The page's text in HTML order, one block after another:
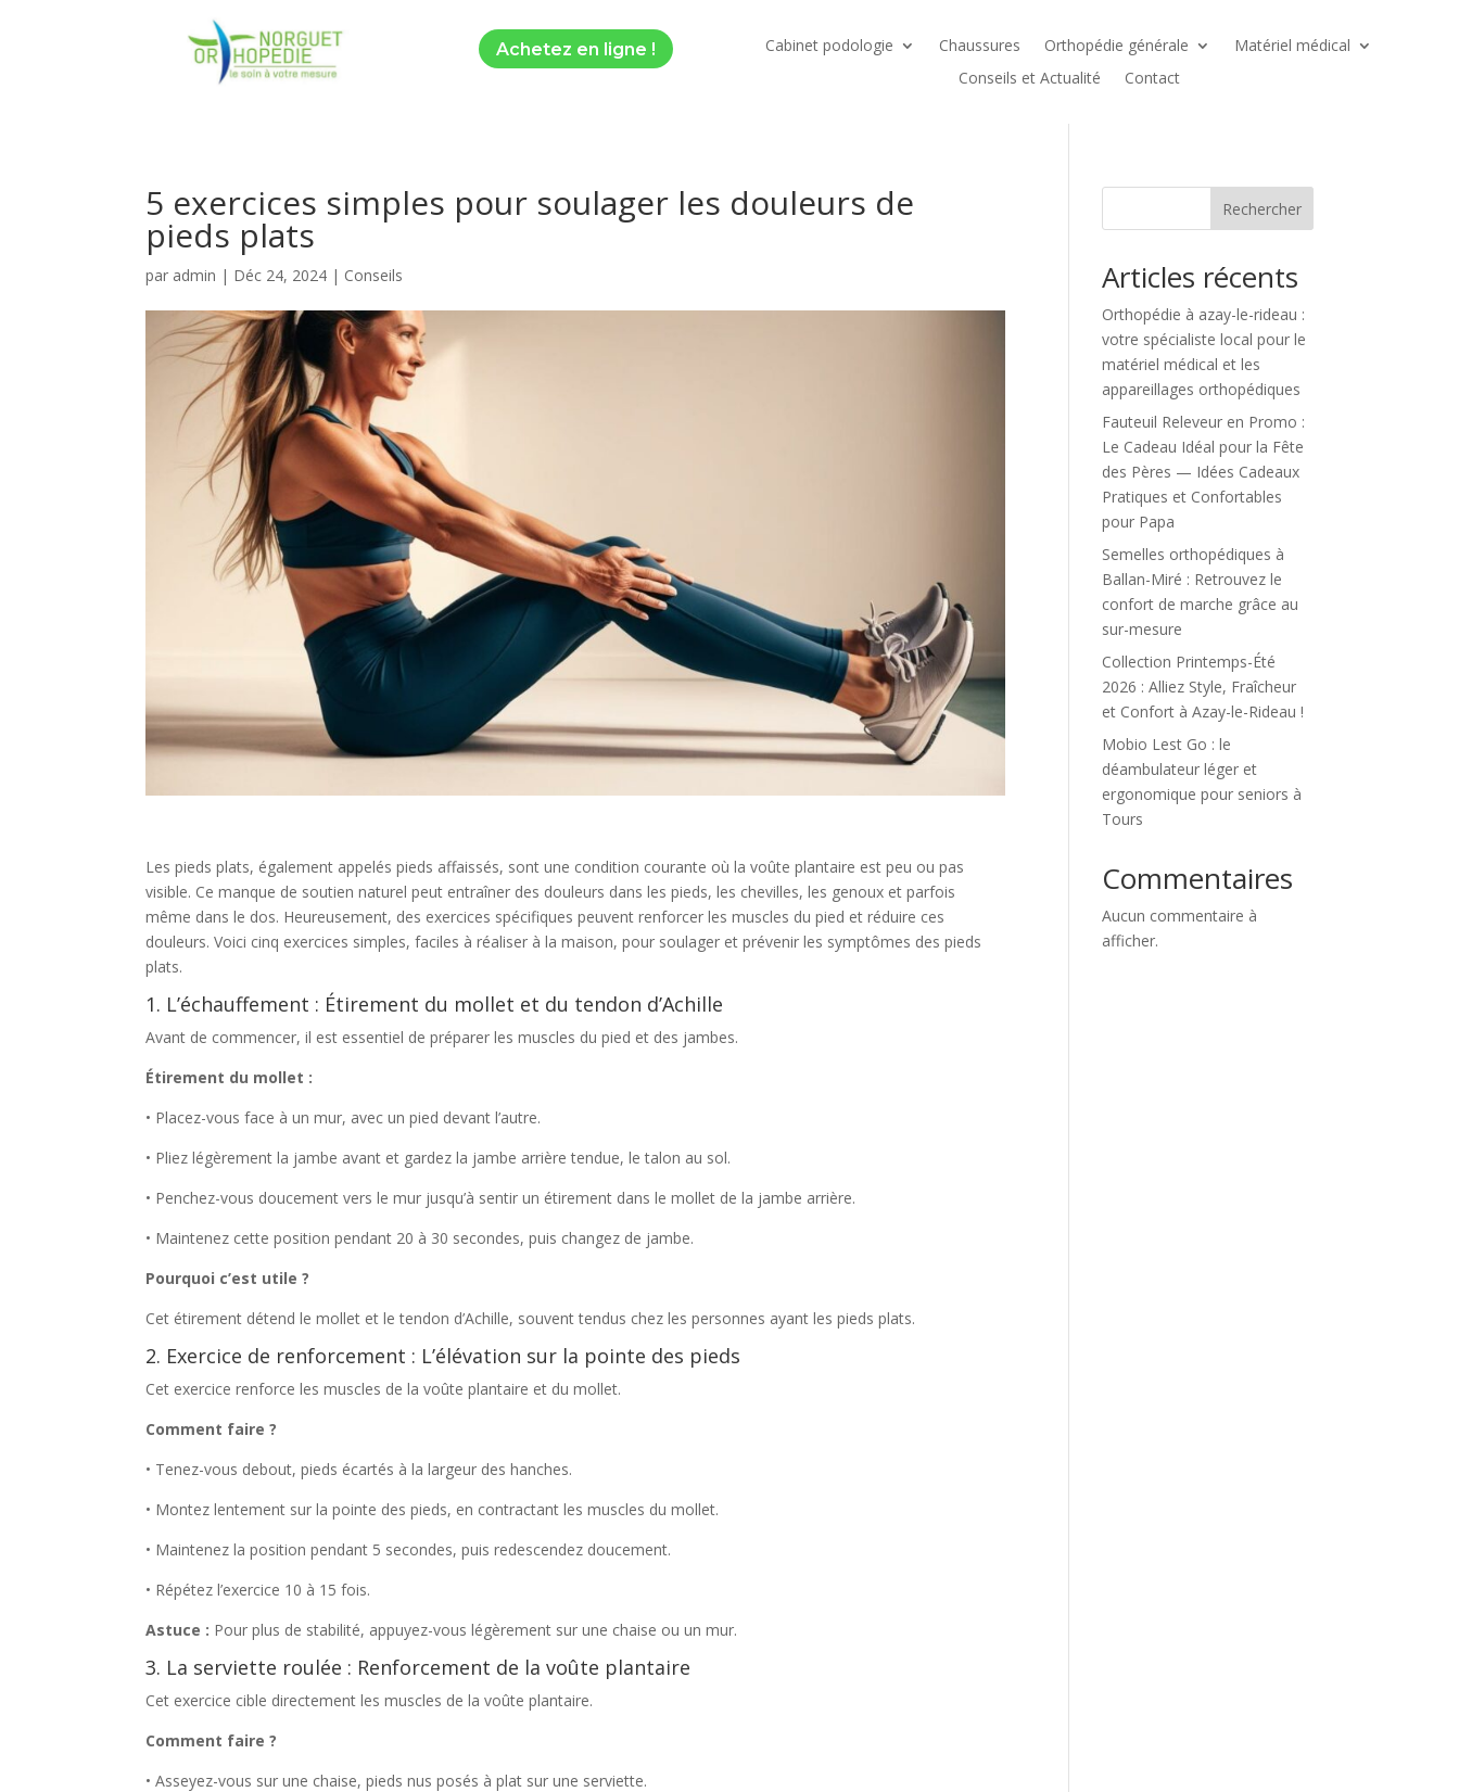
Achetez en ligne ! Cabinet podologie Chaussures Orthopédie générale
Matériel médical
Conseils et Actualité
Contact
5 exercices simples pour soulager les douleurs de
pieds plats
par admin | Déc 24, 2024 | Conseils
Les pieds plats, également appelés pieds affaissés, sont une condition courante où la voûte plantaire est peu ou pas
visible. Ce manque de soutien naturel peut entraîner des douleurs dans les pieds, les chevilles, les genoux et parfois
même dans le dos. Heureusement, des exercices spécifiques peuvent renforcer les muscles du pied et réduire ces
douleurs. Voici cinq exercices simples, faciles à réaliser à la maison, pour soulager et prévenir les symptômes des pieds
plats.
1. L’échauffement : Étirement du mollet et du tendon d’Achille
Avant de commencer, il est essentiel de préparer les muscles du pied et des jambes.
Étirement du mollet :
• Placez-vous face à un mur, avec un pied devant l’autre.
• Pliez légèrement la jambe avant et gardez la jambe arrière tendue, le talon au sol.
• Penchez-vous doucement vers le mur jusqu’à sentir un étirement dans le mollet de la jambe arrière.
• Maintenez cette position pendant 20 à 30 secondes, puis changez de jambe.
Pourquoi c’est utile ?
Cet étirement détend le mollet et le tendon d’Achille, souvent tendus chez les personnes ayant les pieds plats.
2. Exercice de renforcement : L’élévation sur la pointe des pieds
Cet exercice renforce les muscles de la voûte plantaire et du mollet.
Comment faire ?
• Tenez-vous debout, pieds écartés à la largeur des hanches.
• Montez lentement sur la pointe des pieds, en contractant les muscles du mollet.
• Maintenez la position pendant 5 secondes, puis redescendez doucement.
• Répétez l’exercice 10 à 15 fois.
Astuce : Pour plus de stabilité, appuyez-vous légèrement sur une chaise ou un mur.
3. La serviette roulée : Renforcement de la voûte plantaire
Cet exercice cible directement les muscles de la voûte plantaire.
Comment faire ?
• Asseyez-vous sur une chaise, pieds nus posés à plat sur une serviette.
Rechercher
Articles récents
Orthopédie à azay-le-rideau :
votre spécialiste local pour le
matériel médical et les
appareillages orthopédiques
Fauteuil Releveur en Promo :
Le Cadeau Idéal pour la Fête
des Pères — Idées Cadeaux
Pratiques et Confortables
pour Papa
Semelles orthopédiques à
Ballan-Miré : Retrouvez le
confort de marche grâce au
sur-mesure
Collection Printemps-Été
2026 : Alliez Style, Fraîcheur
et Confort à Azay-le-Rideau !
Mobio Lest Go : le
déambulateur léger et
ergonomique pour seniors à
Tours
Commentaires
Aucun commentaire à
afficher.